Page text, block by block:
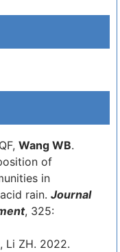
Wang WB.
of
in
rain. Journal
, 325:
, Li ZH. 2022.